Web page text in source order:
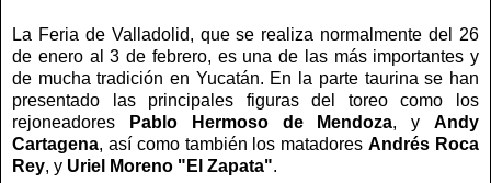
La Feria de Valladolid, que se realiza normalmente del 26
de enero al 3 de febrero, es una de las más importantes y
de mucha tradición en Yucatán. En la parte taurina se han
presentado las principales figuras del toreo como los
rejoneadores
Pablo Hermoso de Mendoza, yAndy
Cartagena, así como también los matadoresAndrés Roca
Rey, y Uriel Moreno "El Zapata".